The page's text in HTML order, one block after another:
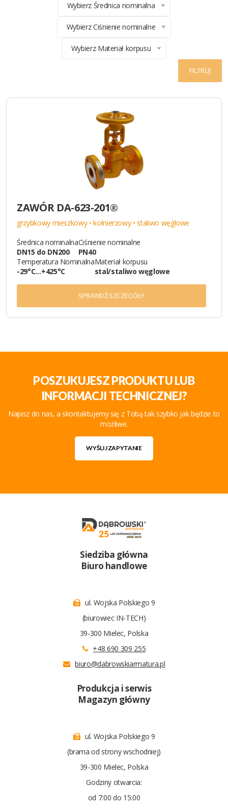
Wybierz Średnica nominalna
Wybierz Ciśnienie nominalne
Wybierz Materiał korpusu
FILTRUJ
ZAWÓR DA-623-201®
grzybkowy mieszkowy • kołnierzowy • staliwo węglowe
Średnica nominalna
DN15 do DN200
Ciśnienie nominalne
PN40
Temperatura Nominalna
-29°C…+425°C
Materiał korpusu
stal/staliwo węglowe
SPRAWDŹ SZCZEGÓŁY
POSZUKUJESZ PRODUKTU LUB
INFORMACJI TECHNICZNEJ?
Napisz do nas, a skontaktujemy się z Tobą tak szybko jak będzie to
możliwe.
WYŚLIJ ZAPYTANIE
Siedziba główna
Biuro handlowe
ul. Wojska Polskiego 9
(biurowiec IN-TECH)
39-300 Mielec, Polska
+48 690 309 255
biuro@dabrowskiarmatura.pl
Produkcja i serwis
Magazyn główny
ul. Wojska Polskiego 9
(brama od strony wschodniej)
39-300 Mielec, Polska
Godziny otwarcia:
od 7:00 do 15:00